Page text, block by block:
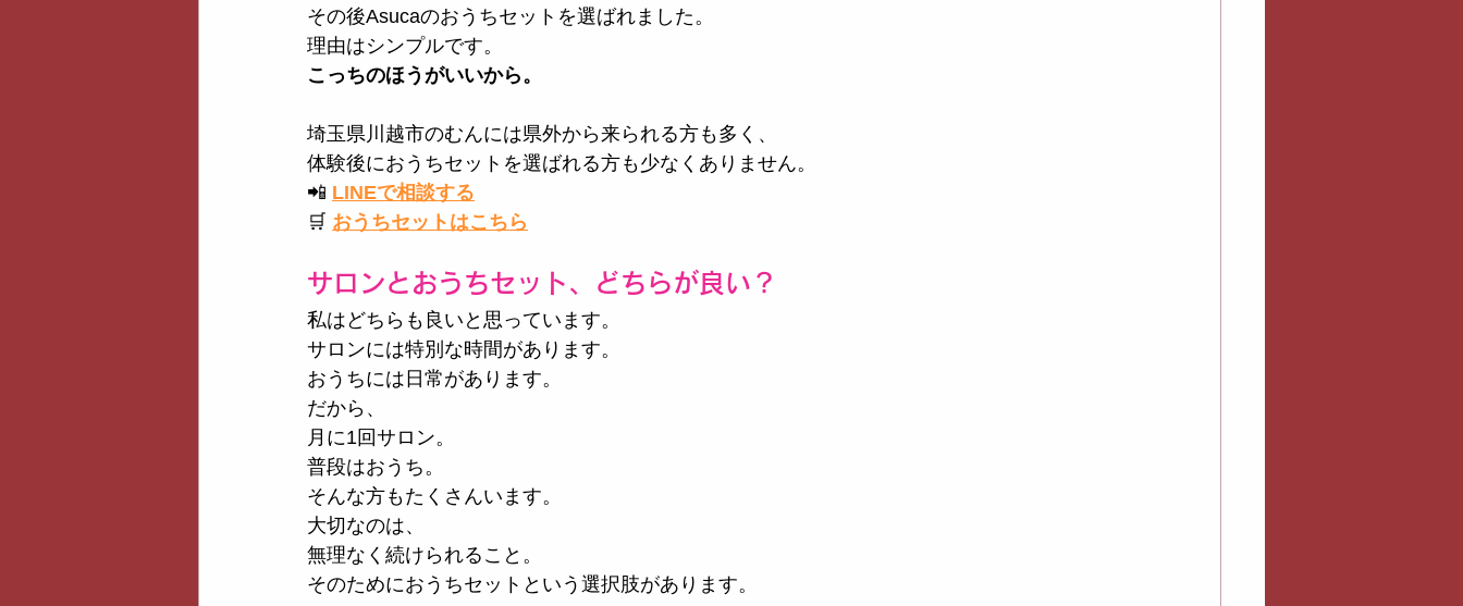
その後Asucaのおうちセットを選ばれました。
理由はシンプルです。
こっちのほうがいいから。
埼玉県川越市のむんには県外から来られる方も多く、
体験後におうちセットを選ばれる方も少なくありません。
📲 LINEで相談する
🛒 おうちセットはこちら
サロンとおうちセット、どちらが良い？
私はどちらも良いと思っています。
サロンには特別な時間があります。
おうちには日常があります。
だから、
月に1回サロン。
普段はおうち。
そんな方もたくさんいます。
大切なのは、
無理なく続けられること。
そのためにおうちセットという選択肢があります。